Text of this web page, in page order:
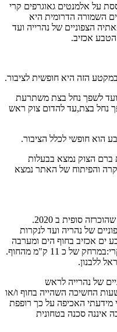
על אלמנטים גאוגרפים קרי
השמורה הדרומית היא
הצפוניים של נהרייה ועד
אכזיב.
הזה היא חופשית לציבור.
לשפך נחל בצת משתרעת
נחל בצת,עד להדום צוק ראש
הוא חופשי לכלל הציבור.
הצוק נמצא בבעלות
והפיתוח של האתר נמצא
השמורה הרביעית היא שמורת הטבע ים שהוכרזה סופית ב 2020.
של נהריה ועד לנקרות
ים אכזיב בחוף הים ומערבה
נמשכת במים הטרטריאלים של ישראל,קרי:במרחק של כ 11 ק"מ מהחוף.
ללבנון.
של נהרייה לראש
החשיכה השהייה בחוף ו/או
האכיפה על כך רופפת
איננה סכנה בטחונית